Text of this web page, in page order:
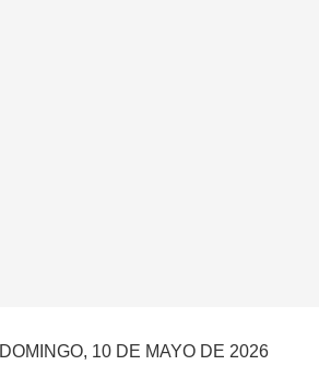
DOMINGO, 10 DE MAYO DE 2026